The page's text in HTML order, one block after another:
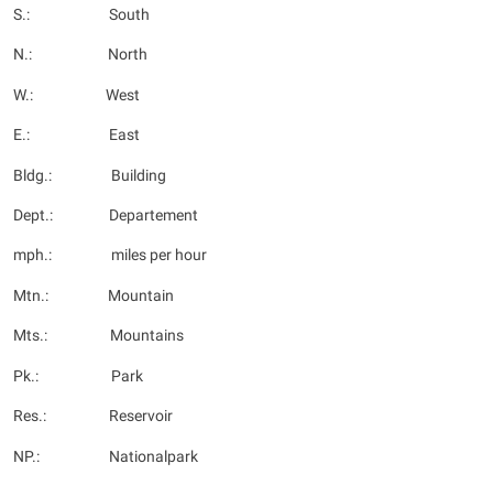
S.: South
N.: North
W.: West
E.: East
Bldg.: Building
Dept.: Departement
mph.: miles per hour
Mtn.: Mountain
Mts.: Mountains
Pk.: Park
Res.: Reservoir
NP.: Nationalpark